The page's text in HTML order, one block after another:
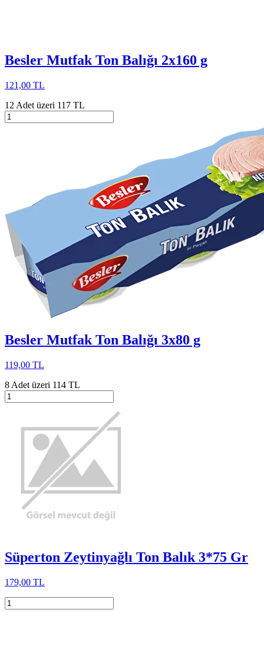
Besler Mutfak Ton Balığı 2x160 g
121,00 TL
12 Adet üzeri 117 TL
Besler Mutfak Ton Balığı 3x80 g
119,00 TL
8 Adet üzeri 114 TL
Süperton Zeytinyağlı Ton Balık 3*75 Gr
179,00 TL